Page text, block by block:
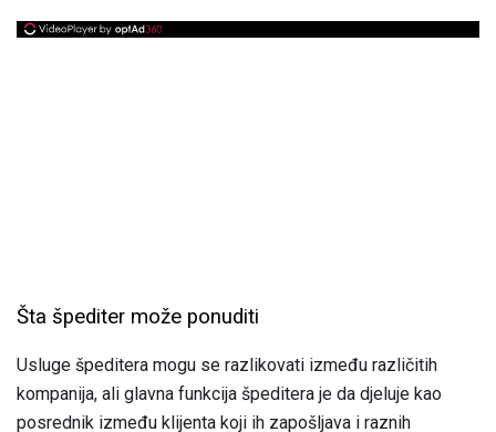
Šta špediter može ponuditi
Usluge špeditera mogu se razlikovati između različitih
kompanija, ali glavna funkcija špeditera je da djeluje kao
posrednik između klijenta koji ih zapošljava i raznih